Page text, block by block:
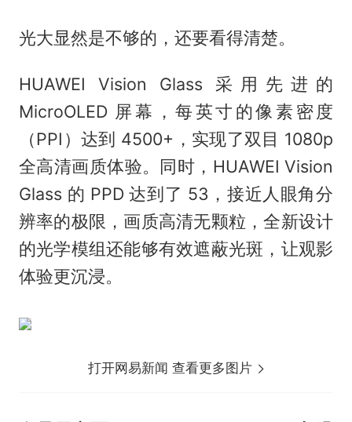
光大显然是不够的，还要看得清楚。
HUAWEI Vision Glass 采用先进的
MicroOLED 屏幕，每英寸的像素密度
（PPI）达到 4500+，实现了双目 1080p
全高清画质体验。同时，HUAWEI Vision
Glass 的 PPD 达到了 53，接近人眼角分
辨率的极限，画质高清无颗粒，全新设计
的光学模组还能够有效遮蔽光斑，让观影
体验更沉浸。
打开网易新闻 查看更多图片